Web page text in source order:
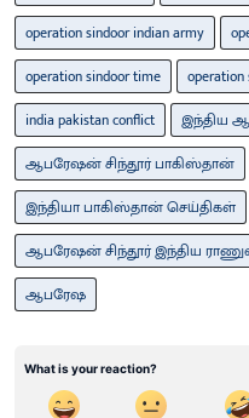
operation sindoor indian army
operation sindoor time
india pakistan conflict
இந்திய
ஆபரேஷன் சிந்தூர் பாகிஸ்தான்
இந்தியா பாகிஸ்தான் செய்திகள்
ஆபரேஷன் சிந்தூர் இந்திய
ஆபரேஷ